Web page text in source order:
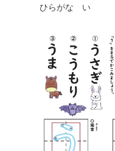
ひらがな い